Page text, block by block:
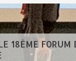
18ÈME FORUM